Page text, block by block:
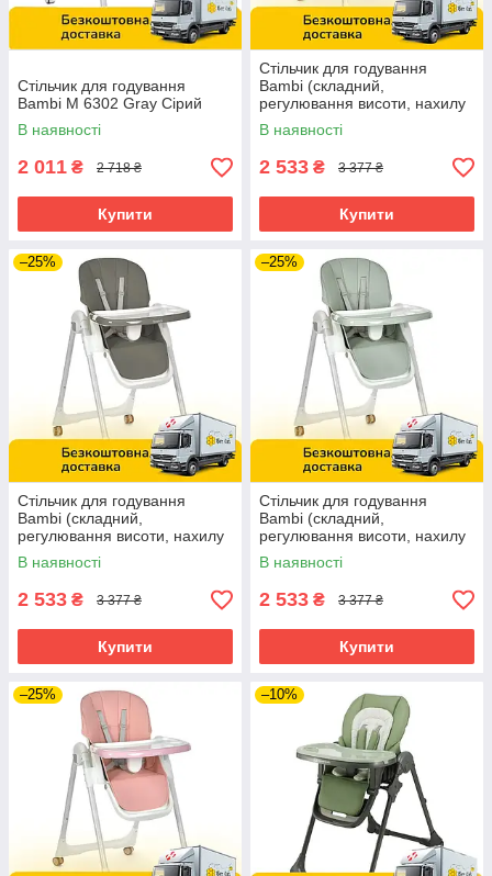
Стільчик для годування
Bambi M 6302 Gray Сірий
В наявності
2 011 ₴ 2 718 ₴
Купити
Стільчик для годування
Bambi (складний,
регулювання висоти, нахилу
спинки) M 5673 Beige
Бежевий
В наявності
2 533 ₴ 3 377 ₴
Купити
–25%
Стільчик для годування
Bambi (складний,
регулювання висоти, нахилу
спинки) M 5673 Gray Сірий
В наявності
2 533 ₴ 3 377 ₴
Купити
–25%
Стільчик для годування
Bambi (складний,
регулювання висоти, нахилу
спинки) M 5673 Mint М'ятний
В наявності
2 533 ₴ 3 377 ₴
Купити
–25% –10%